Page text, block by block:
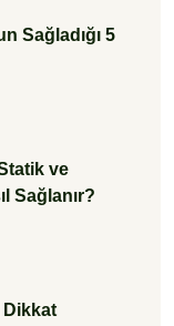
Sağladığı 5
ve
Sağlanır?
Dikkat